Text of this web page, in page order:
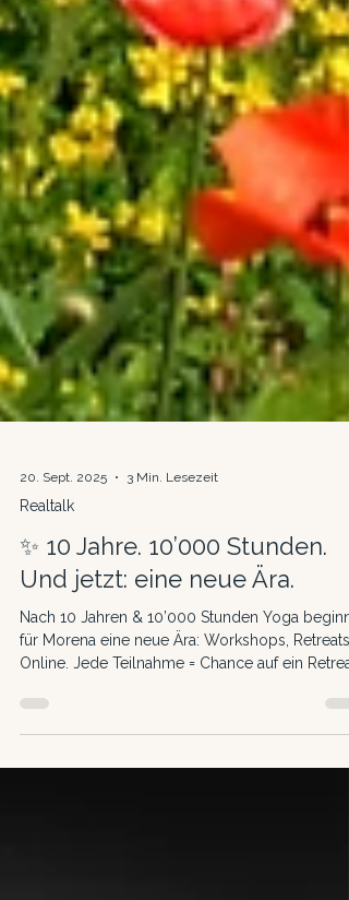
20. Sept. 2025 3 Min. Lesezeit
✨ 10 Jahre. 10’000 Stunden.
Und jetzt: eine neue Ära.
Nach 10 Jahren & 10’000 Stunden Yoga beginnt
für Morena eine neue Ära: Workshops, Retreats